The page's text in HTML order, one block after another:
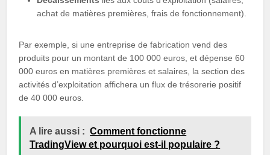
achat de matières premières, frais de fonctionnement).
Par exemple, si une entreprise de fabrication vend des
produits pour un montant de 100 000 euros, et dépense 60
000 euros en matières premières et salaires, la section des
activités d’exploitation affichera un flux de trésorerie positif
de 40 000 euros.
A lire aussi : Comment fonctionne
TradingView et pourquoi est-il populaire ?